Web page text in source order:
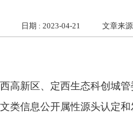
日期 : 2023-04-21 文章来
高新区、定西生态科创城
类信息公开属性源头认定